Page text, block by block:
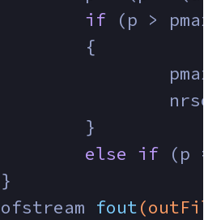
if (p >
		{
		}
else if (p
	}
ofstream fout